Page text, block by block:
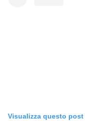
Visualizza questo